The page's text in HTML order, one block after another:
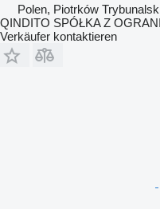
Polen, Piotrków
QINDITO SPÓŁKA Z
Verkäufer kontaktieren